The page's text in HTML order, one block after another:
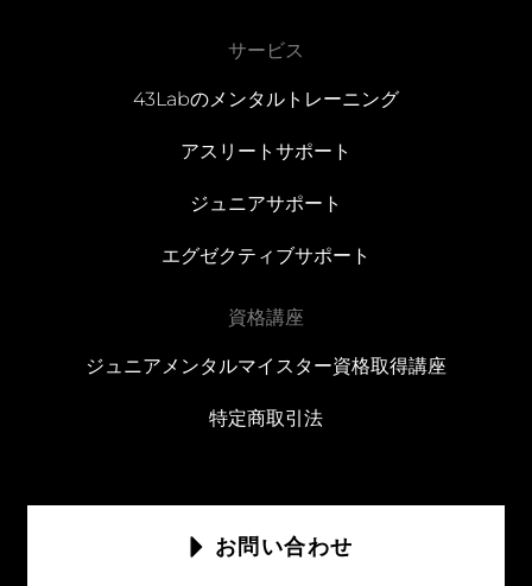
サービス
43Labのメンタルトレーニング
アスリートサポート
ジュニアサポート
エグゼクティブサポート
資格講座
ジュニアメンタルマイスター資格取得講座
特定商取引法
お問い合わせ